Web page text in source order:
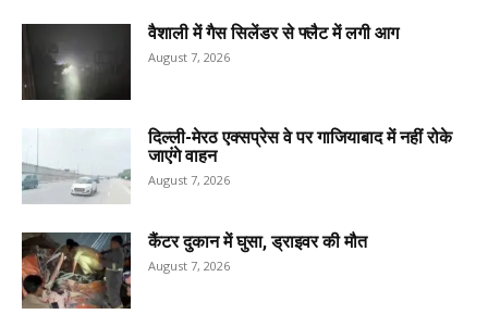
वैशाली में गैस सिलेंडर से फ्लैट में लगी आग
August 7, 2026
दिल्ली-मेरठ एक्सप्रेस वे पर गाजियाबाद में नहीं रोके
जाएंगे वाहन
August 7, 2026
कैंटर दुकान में घुसा, ड्राइवर की मौत
August 7, 2026